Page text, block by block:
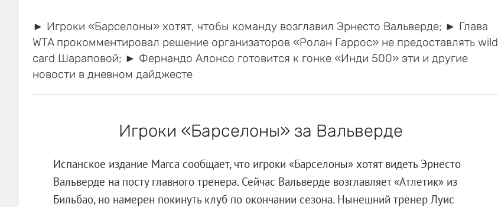
► Игроки «Барселоны» хотят, чтобы команду возглавил Эрнесто Вальверде; ► Глава
WTA прокомментировал решение организаторов «Ролан Гаррос» не предоставлять wild
card Шараповой; ► Фернандо Алонсо готовится к гонке «Инди 500» эти и другие
новости в дневном дайджесте
Игроки «Барселоны» за Вальверде
Испанское издание Marca сообщает, что игроки «Барселоны» хотят видеть Эрнесто
Вальверде на посту главного тренера. Сейчас Вальверде возглавляет «Атлетик» из
Бильбао, но намерен покинуть клуб по окончании сезона. Нынешний тренер Луис